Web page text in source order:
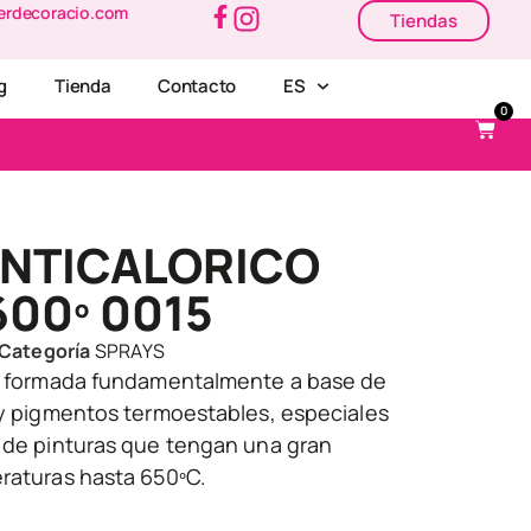
Tiendas
Tienda Contacto ES
0
0015
SPRAYS
fundamentalmente a base de
pigmentos termoestables, especiales
pinturas que tengan una gran
hasta 650ºC.